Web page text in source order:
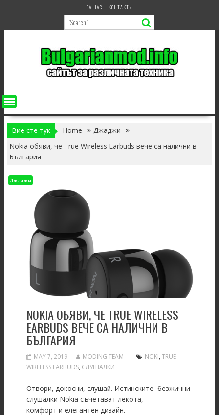
ЗА НАС КОНТАКТИ
Вие сте тук Home
Джаджи
Nokia обяви, че True Wireless Earbuds вече са налични в
България
Джаджи
NOKIA ОБЯВИ, ЧЕ TRUE WIRELESS
EARBUDS ВЕЧЕ СА НАЛИЧНИ В
БЪЛГАРИЯ
MAY 7, 2019 MODING TEAM NOKI, TRUE
WIRELESS EARBUDS, СЛУШАЛКИ
Отвори, докосни, слушай. Истинските безжични
слушалки Nokia съчетават лекота,
комфорт и елегантен дизайн.